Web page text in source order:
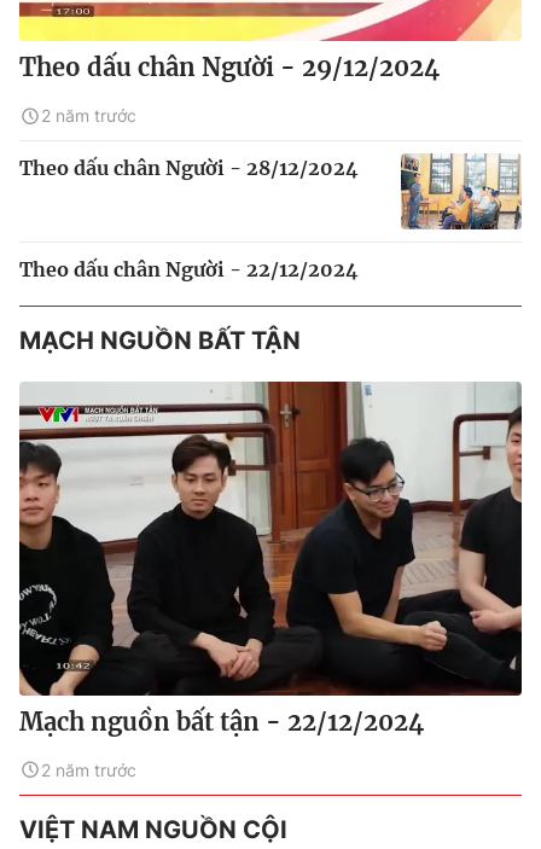
Theo dấu chân Người - 29/12/2024
2 năm trước
Theo dấu chân Người - 28/12/2024
Theo dấu chân Người - 22/12/2024
MẠCH NGUỒN BẤT TẬN
Mạch nguồn bất tận - 22/12/2024
2 năm trước
VIỆT NAM NGUỒN CỘI